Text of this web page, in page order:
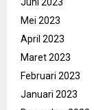
Juni 2023
Mei 2023
April 2023
Maret 2023
Februari 2023
Januari 2023